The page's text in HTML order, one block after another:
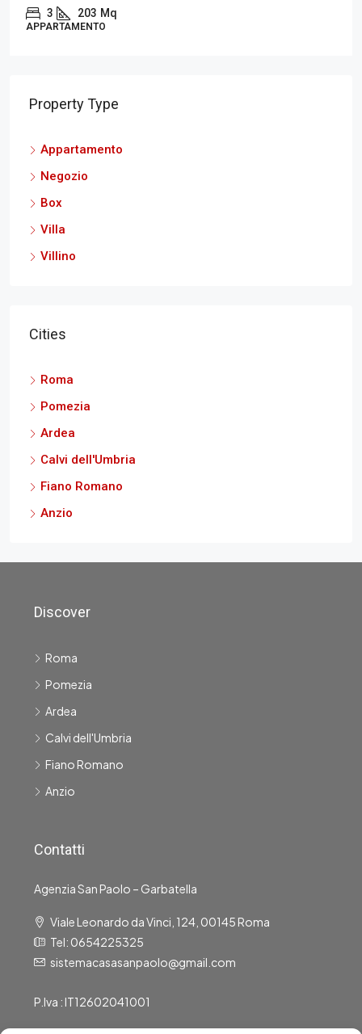
3 203 Mq
APPARTAMENTO
Property Type
Appartamento
Negozio
Box
Villa
Villino
Cities
Roma
Pomezia
Ardea
Calvi dell'Umbria
Fiano Romano
Anzio
Discover
Roma
Pomezia
Ardea
Calvi dell'Umbria
Fiano Romano
Anzio
Contatti
Agenzia San Paolo – Garbatella
Viale Leonardo da Vinci, 124, 00145 Roma
Tel: 0654225325
sistemacasasanpaolo@gmail.com
P.Iva : IT12602041001